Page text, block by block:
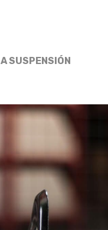
SUSPENSIÓN